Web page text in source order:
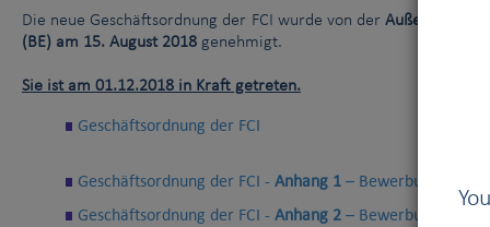
Die neue Geschäftsordnung der FCI wurde von der
(BE) am 15. August 2018 genehmigt.
Sie ist am 01.12.2018 in Kraft getreten.
Geschäftsordnung der FCI
Geschäftsordnung der FCI - Anhang 1 –
Geschäftsordnung der FCI - Anhang 2 –